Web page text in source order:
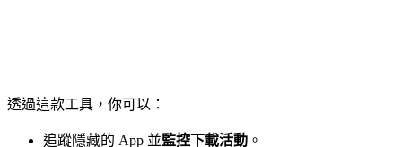
透過這款工具，你可以：
追蹤隱藏的 App 並監控下載活動 。